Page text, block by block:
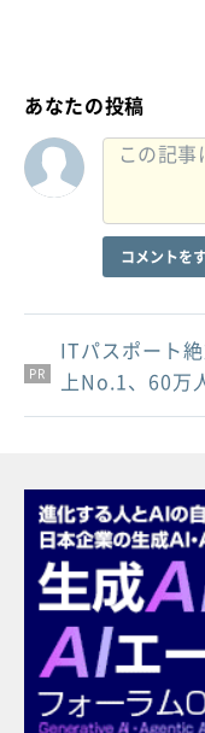
あなたの投稿
コメントを
PR
PR
PR
ITパスポート
上No.1、60万